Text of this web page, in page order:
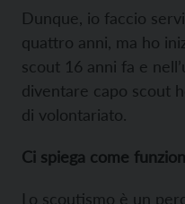
Dunque, io faccio
quattro anni, ma ho
scout 16 anni fa e
diventare capo scout
di volontariato.
Ci spiega come
Lo scoutismo è un